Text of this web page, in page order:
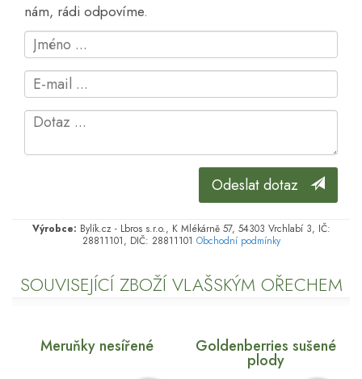
nám, rádi odpovíme.
Odeslat dotaz
Výrobce: Bylík.cz - Lbros s.r.o., K Mlékárně 57, 54303 Vrchlabí 3, IČ:
28811101, DIČ: 28811101 Obchodní podmínky
SOUVISEJÍCÍ ZBOŽÍ VLAŠSKÝM OŘECHEM
Meruňky nesířené Goldenberries sušené
plody